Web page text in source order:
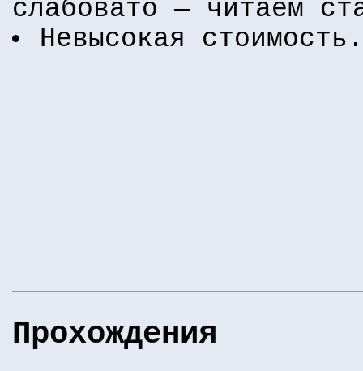
слабовато — читаем
Невысокая стоимость.
Прохождения